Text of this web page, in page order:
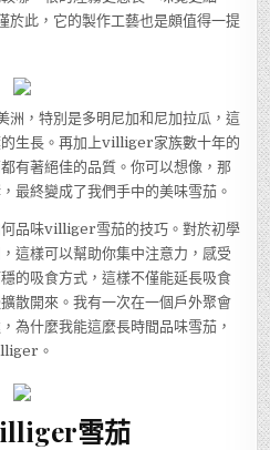
味！
此，它的製作工藝也是頗值得一提
，特別是多明尼加和尼加拉瓜，這
生長。再加上villiger家族數十年的
有著絕佳的品質。你可以想像，那
最終變成了我們手中的美味雪茄。
品味villiger雪茄的技巧。對於初學
這樣可以幫助你集中注意力，感受
的吸食方式，這樣不僅能延長吸食
散開來。我有一次在一個戶外聚會
為什麼我能這麼長時間品味雪茄，
。
雪茄